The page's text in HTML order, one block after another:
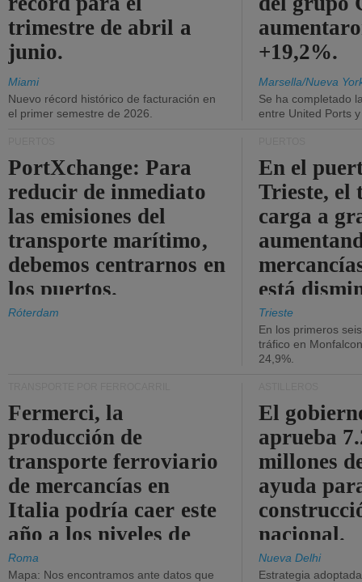
trimestre de abril a
junio.
Miami
Nuevo récord histórico de facturación en
el primer semestre de 2026.
+19,2%.
Marsella/Nueva
Se ha completado
entre United Ports
PortXchange: Para
reducir de inmediato
las emisiones del
transporte marítimo,
debemos centrarnos en
los puertos.
Róterdam
En el
Trieste, el
carga a
está
Trieste
En los primeros
tráfico en
24,9%.
Fermerci, la
producción de
transporte ferroviario
de mercancías en
Italia podría caer este
año a los niveles de
2015.
Roma
Mapa: Nos encontramos ante datos que
El
aprueba
millones
ayuda
nacional.
Nueva Delhi
Estrategia